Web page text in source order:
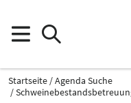
Startseite
Agenda Suche